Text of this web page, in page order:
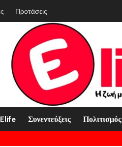
Προτάσεις
Elife Συνεντεύξεις Πολιτισμός